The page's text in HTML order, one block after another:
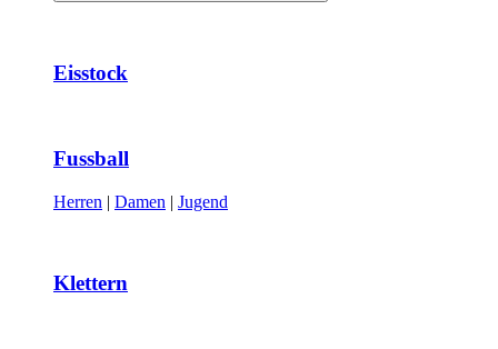
Eisstock
Fussball
Herren | Damen | Jugend
Klettern